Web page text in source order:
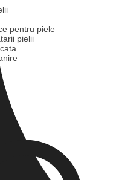
pentru piele
pielii